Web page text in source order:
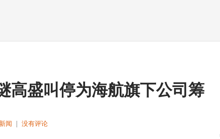
高盛叫停为海航旗下公司筹
闻 | 没有评论